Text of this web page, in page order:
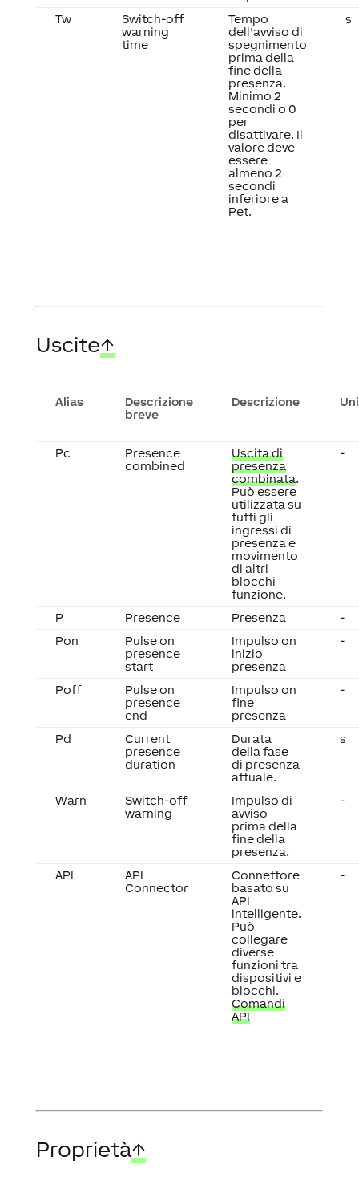
Tw
Switch-off
warning
time
Tempo
dell'avviso di
spegnimento
prima della
fine della
presenza.
Minimo 2
secondi o 0
per
disattivare. Il
valore deve
essere
almeno 2
secondi
inferiore a
Pet.
s
Uscite↑
Alias
Descrizione
breve
Descrizione
Pc
Presence
combined
Uscita di
presenza
combinata.
Può essere
utilizzata su
tutti gli
ingressi di
presenza e
movimento
di altri
blocchi
funzione.
-
P Presence Presenza
-
Pon
Pulse on
presence
start
Impulso on
inizio
presenza
-
Poff
Pulse on
presence
end
Impulso on
fine
presenza
-
Pd
Current
presence
duration
Durata
della fase
di presenza
attuale.
s
Warn
Switch-off
warning
Impulso di
avviso
prima della
fine della
presenza.
-
API
API
Connector
Connettore
basato su
API
intelligente.
Può
collegare
diverse
funzioni tra
dispositivi e
blocchi.
Comandi
API
-
Proprietà↑